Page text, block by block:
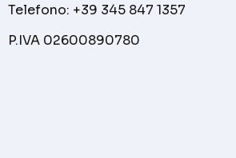
Telefono: +39 345 847 1357
P.IVA 02600890780